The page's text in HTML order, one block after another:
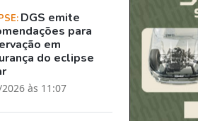
DGS emite
para
em
do eclipse
às 11:07